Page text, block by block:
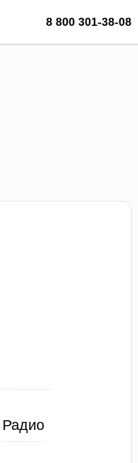
8 800 301-38-08
Радио